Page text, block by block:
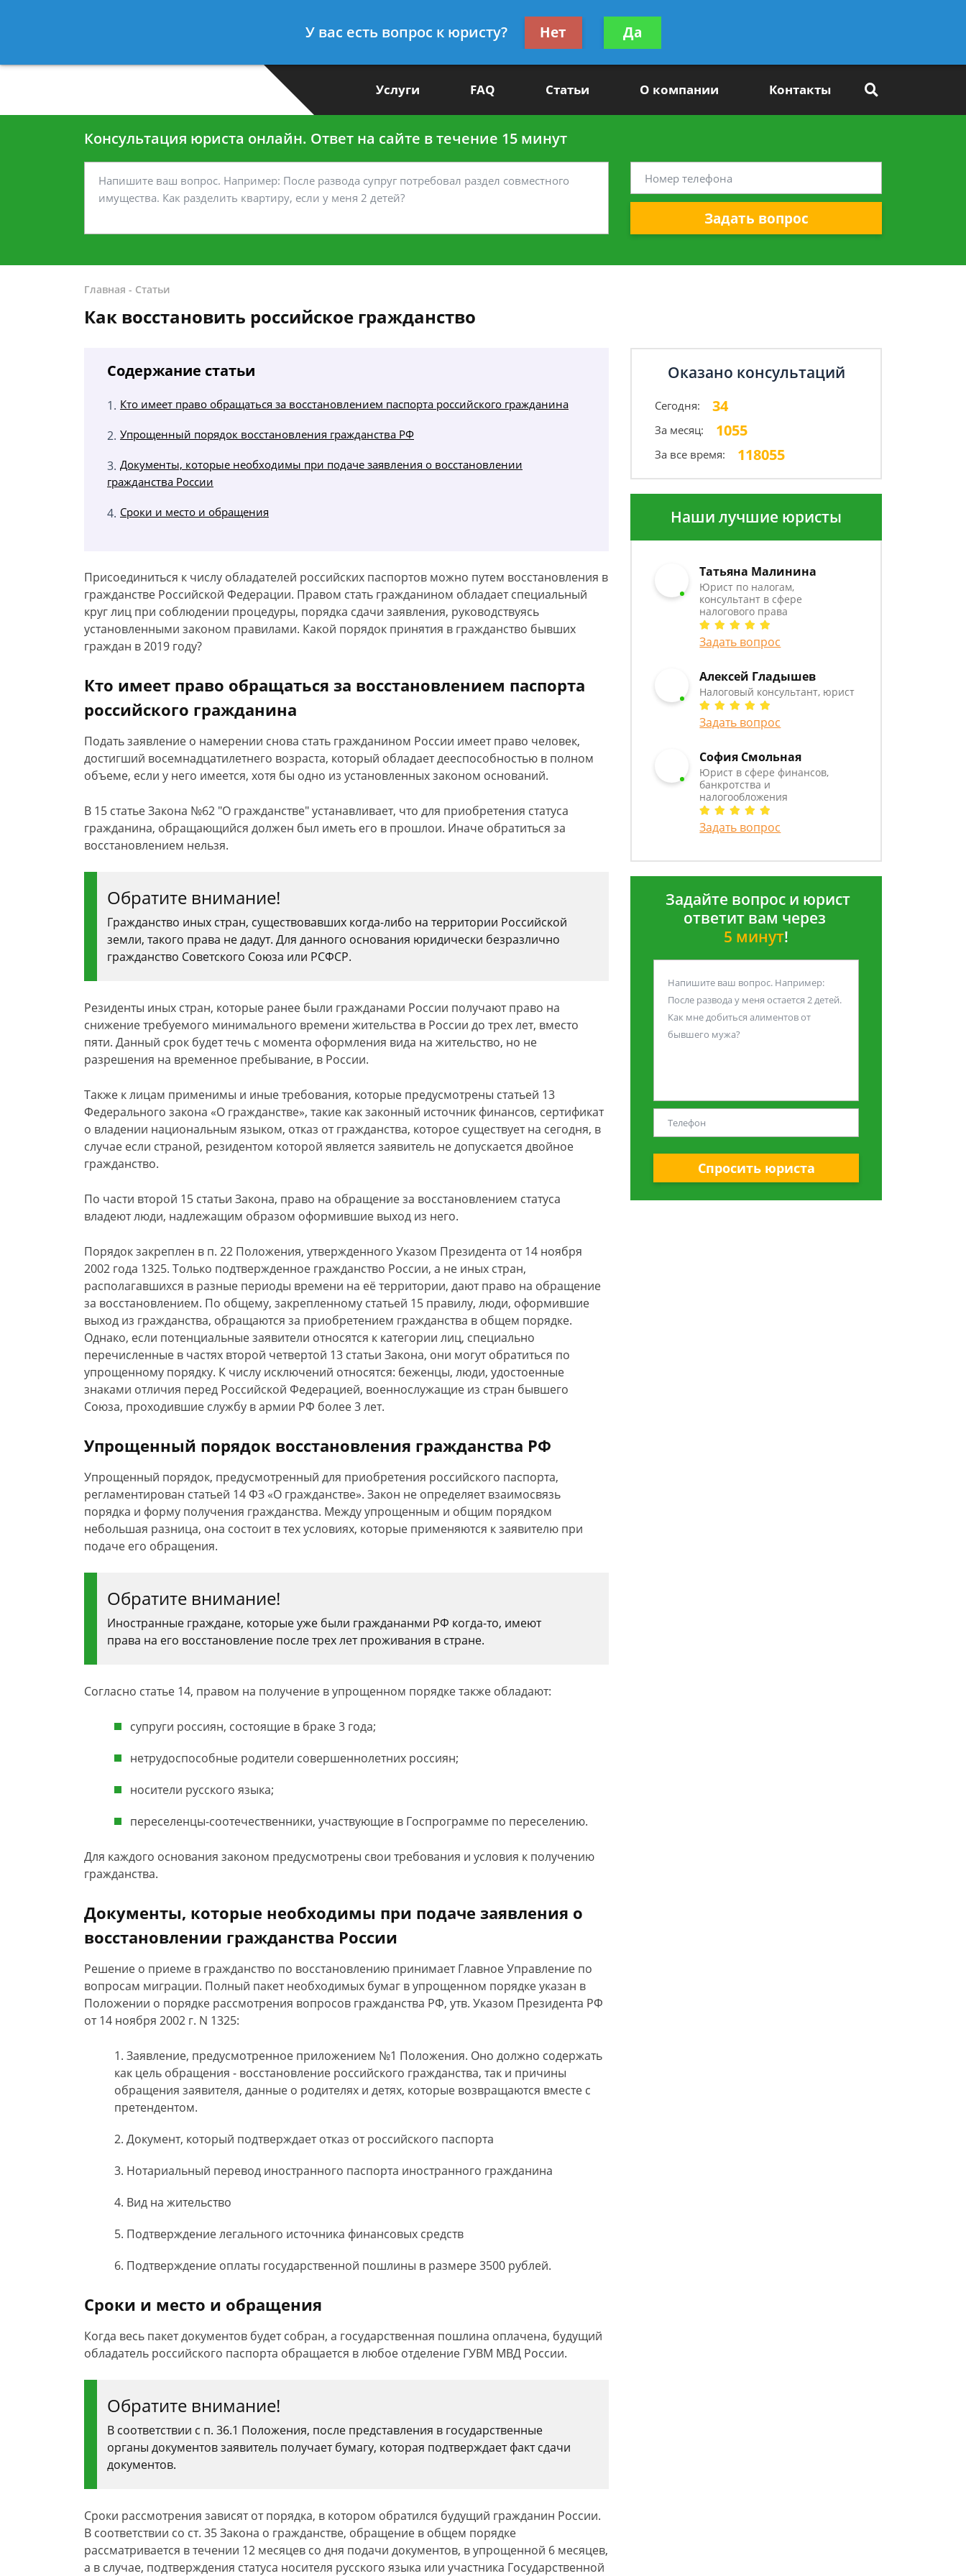
7 812-467-35-90
Получите консультацию
бесплатно
Услуги FAQ Статьи О компании Контакты
Консультация юриста онлайн. Ответ на сайте в течение 15 минут
Задать вопрос
Главная - Статьи
Как восстановить российское гражданство
Содержание статьи
Кто имеет право обращаться за восстановлением паспорта российского гражданина
Упрощенный порядок восстановления гражданства РФ
Документы, которые необходимы при подаче заявления о восстановлении
гражданства России
Сроки и место и обращения
Присоединиться к числу обладателей российских паспортов можно путем восстановления в
гражданстве Российской Федерации. Правом стать гражданином обладает специальный
круг лиц при соблюдении процедуры, порядка сдачи заявления, руководствуясь
установленными законом правилами. Какой порядок принятия в гражданство бывших
граждан в 2019 году?
Кто имеет право обращаться за восстановлением паспорта
российского гражданина
Подать заявление о намерении снова стать гражданином России имеет право человек,
достигший восемнадцатилетнего возраста, который обладает дееспособностью в полном
объеме, если у него имеется, хотя бы одно из установленных законом оснований.
В 15 статье Закона №62 "О гражданстве" устанавливает, что для приобретения статуса
гражданина, обращающийся должен был иметь его в прошлои. Иначе обратиться за
восстановлением нельзя.
Обратите внимание!
Гражданство иных стран, существовавших когда-либо на территории Российской
земли, такого права не дадут. Для данного основания юридически безразлично
гражданство Советского Союза или РСФСР.
Резиденты иных стран, которые ранее были гражданами России получают право на
снижение требуемого минимального времени жительства в России до трех лет, вместо
пяти. Данный срок будет течь с момента оформления вида на жительство, но не
разрешения на временное пребывание, в России.
Также к лицам применимы и иные требования, которые предусмотрены статьей 13
Федерального закона «О гражданстве», такие как законный источник финансов, сертификат
о владении национальным языком, отказ от гражданства, которое существует на сегодня, в
случае если страной, резидентом которой является заявитель не допускается двойное
гражданство.
По части второй 15 статьи Закона, право на обращение за восстановлением статуса
владеют люди, надлежащим образом оформившие выход из него.
Порядок закреплен в п. 22 Положения, утвержденного Указом Президента от 14 ноября
2002 года 1325. Только подтвержденное гражданство России, а не иных стран,
располагавшихся в разные периоды времени на её территории, дают право на обращение
за восстановлением. По общему, закрепленному статьей 15 правилу, люди, оформившие
выход из гражданства, обращаются за приобретением гражданства в общем порядке.
Однако, если потенциальные заявители относятся к категории лиц, специально
перечисленные в частях второй четвертой 13 статьи Закона, они могут обратиться по
упрощенному порядку. К числу исключений относятся: беженцы, люди, удостоенные
знаками отличия перед Российской Федерацией, военнослужащие из стран бывшего
Союза, проходившие службу в армии РФ более 3 лет.
Упрощенный порядок восстановления гражданства РФ
Упрощенный порядок, предусмотренный для приобретения российского паспорта,
регламентирован статьей 14 ФЗ «О гражданстве». Закон не определяет взаимосвязь
порядка и форму получения гражданства. Между упрощенным и общим порядком
небольшая разница, она состоит в тех условиях, которые применяются к заявителю при
подаче его обращения.
Обратите внимание!
Иностранные граждане, которые уже были граждананми РФ когда-то, имеют
права на его восстановление после трех лет проживания в стране.
Согласно статье 14, правом на получение в упрощенном порядке также обладают:
супруги россиян, состоящие в браке 3 года;
нетрудоспособные родители совершеннолетних россиян;
носители русского языка;
переселенцы-соотечественники, участвующие в Госпрограмме по переселению.
Для каждого основания законом предусмотрены свои требования и условия к получению
гражданства.
Документы, которые необходимы при подаче заявления о
восстановлении гражданства России
Решение о приеме в гражданство по восстановлению принимает Главное Управление по
вопросам миграции. Полный пакет необходимых бумаг в упрощенном порядке указан в
Положении о порядке рассмотрения вопросов гражданства РФ, утв. Указом Президента РФ
от 14 ноября 2002 г. N 1325:
Заявление, предусмотренное приложением №1 Положения. Оно должно содержать
как цель обращения - восстановление российского гражданства, так и причины
обращения заявителя, данные о родителях и детях, которые возвращаются вместе с
претендентом.
Документ, который подтверждает отказ от российского паспорта
Нотариальный перевод иностранного паспорта иностранного гражданина
Вид на жительство
Подтверждение легального источника финансовых средств
Подтверждение оплаты государственной пошлины в размере 3500 рублей.
Сроки и место и обращения
Когда весь пакет документов будет собран, а государственная пошлина оплачена, будущий
обладатель российского паспорта обращается в любое отделение ГУВМ МВД России.
Обратите внимание!
В соответствии с п. 36.1 Положения, после представления в государственные
органы документов заявитель получает бумагу, которая подтверждает факт сдачи
документов.
Сроки рассмотрения зависят от порядка, в котором обратился будущий гражданин России.
В соответствии со ст. 35 Закона о гражданстве, обращение в общем порядке
рассматривается в течении 12 месяцев со дня подачи документов, в упрощенной 6 месяцев,
а в случае, подтверждения статуса носителя русского языка или участника Государственной
Оказано консультаций
Сегодня: 34
За месяц: 1055
За все время: 118055
Наши лучшие юристы
Татьяна Малинина
Юрист по налогам,
консультант в сфере
налогового права
Задать вопрос
Алексей Гладышев
Налоговый консультант, юрист
Задать вопрос
София Смольная
Юрист в сфере финансов,
банкротства и
налогообложения
Задать вопрос
Задайте вопрос и юрист
ответит вам через
5 минут!
Спросить юриста
У вас есть вопрос к юристу? Нет Да